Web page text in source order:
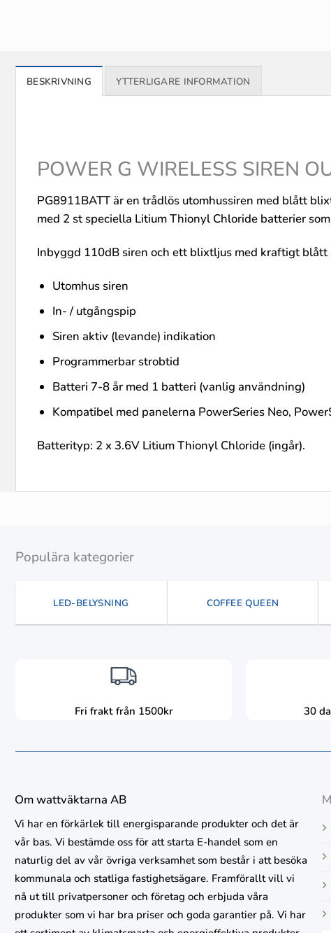
BESKRIVNING YTTERLIGARE INFORMATION
POWER G WIRELESS SIREN
PG8911BATT är en trådlös utomhussiren med blått
med 2 st speciella Litium Thionyl Chloride batterier
Inbyggd 110dB siren och ett blixtljus med kraftigt blått
Utomhus siren
In- / utgångspip
Siren aktiv (levande) indikation
Programmerbar strobtid
Batteri 7-8 år med 1 batteri (vanlig användning)
Kompatibel med panelerna PowerSeries Neo,
Batterityp: 2 x 3.6V Litium Thionyl Chloride (ingår).
Populära kategorier
LED-BELYSNING COFFEE QUEEN
Fri frakt från 1500kr 30
Om wattväktarna AB
Vi har en förkärlek till energisparande produkter och det är
vår bas. Vi bestämde oss för att starta E-handel som en
naturlig del av vår övriga verksamhet som består i att besöka
kommunala och statliga fastighetsägare. Framförallt vill vi
nå ut till privatpersoner och företag och erbjuda våra
produkter som vi har bra priser och goda garantier på. Vi har